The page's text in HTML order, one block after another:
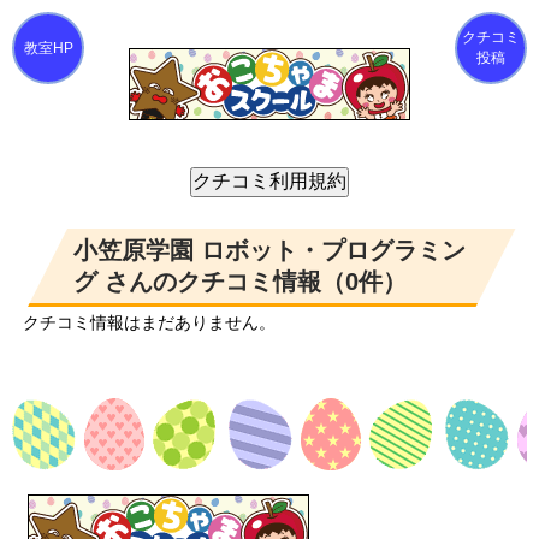
クチコミ
投稿
小笠原学園 ロボット・プログラミン
グ さんのクチコミ情報（0件）
クチコミ情報はまだありません。